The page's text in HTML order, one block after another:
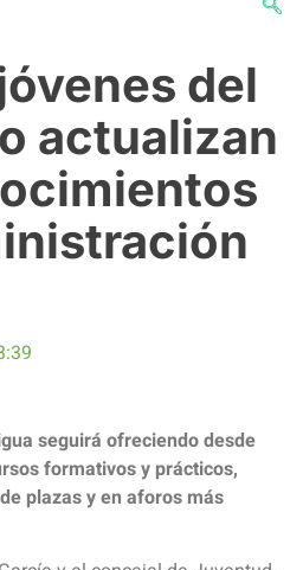
del
actualizan
seguirá ofreciendo desde
formativos y prácticos,
plazas y en aforos más